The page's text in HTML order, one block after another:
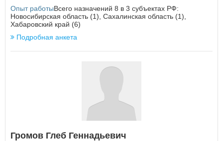
Опыт работыВсего назначений 8 в 3 субъектах РФ:
Новосибирская область (1), Сахалинская область (1),
Хабаровский край (6)
Подробная анкета
Громов Глеб Геннадьевич